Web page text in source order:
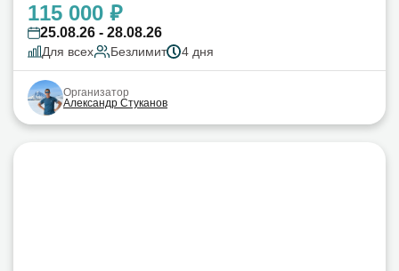
115 000 ₽
25.08.26 - 28.08.26
Для всех Безлимит 4 дня
Организатор
Александр Стуканов